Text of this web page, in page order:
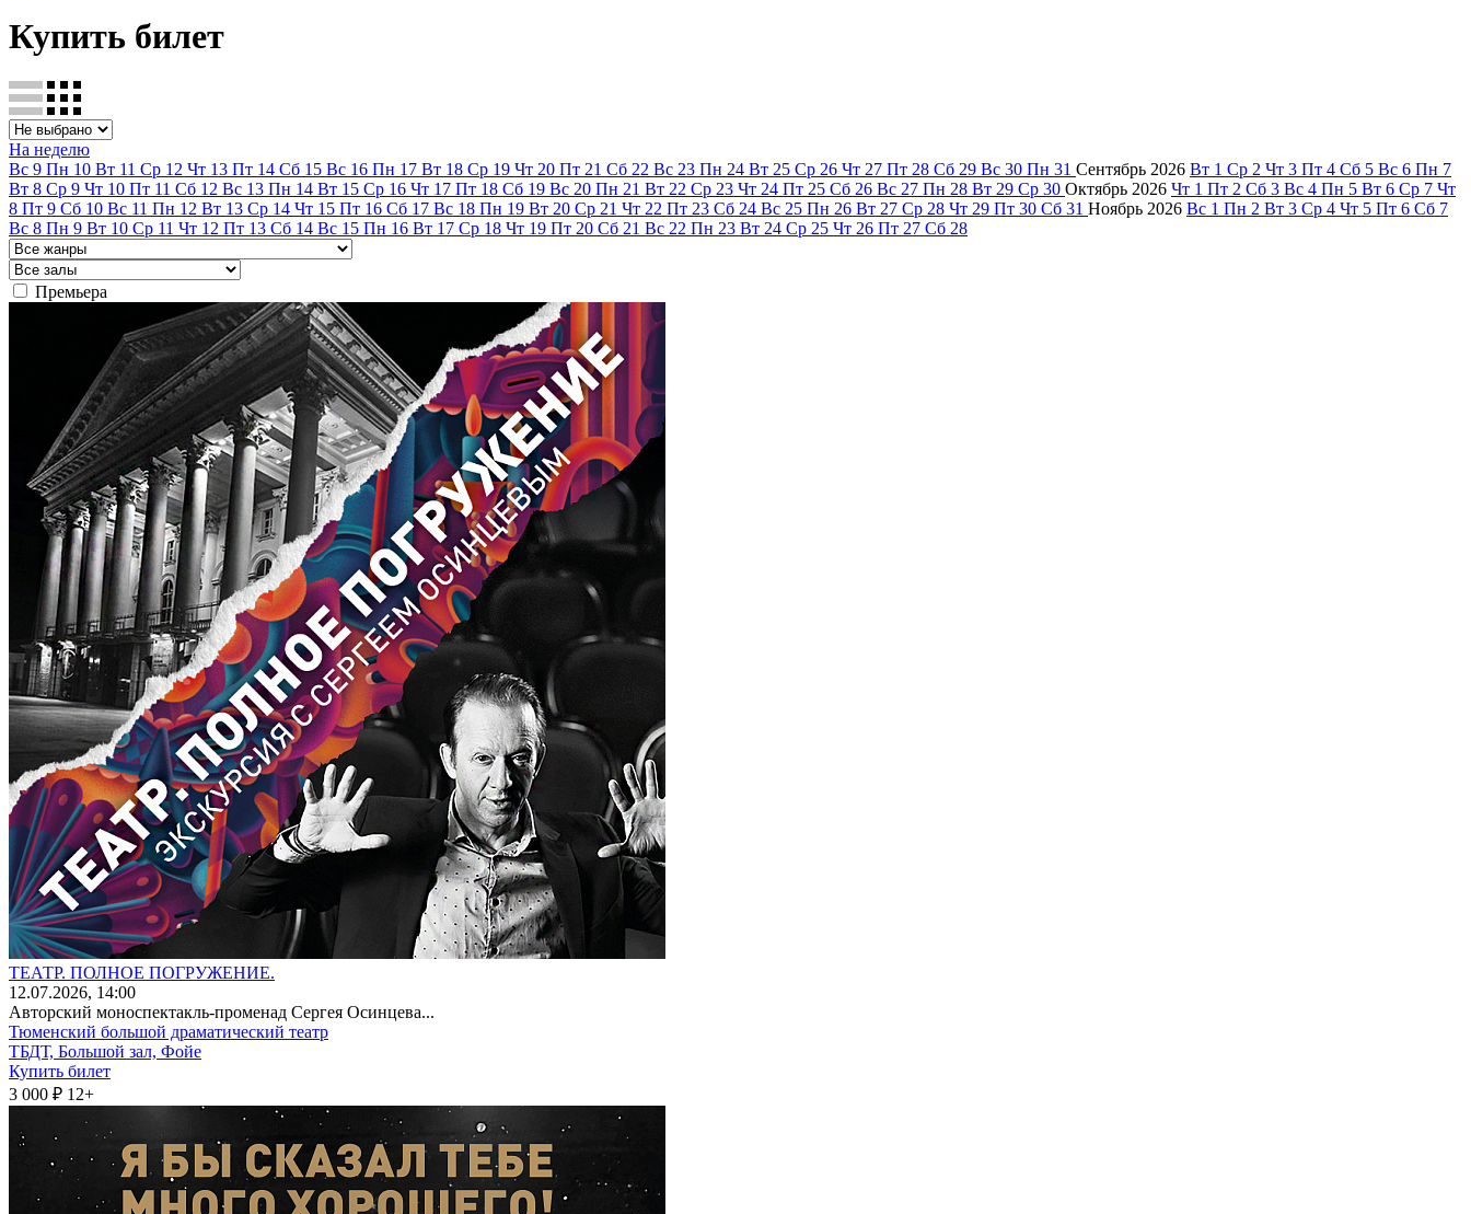
Купить билет
На неделю
Вс 9 Пн 10 Вт 11 Ср 12 Чт 13 Пт 14 Сб 15 Вс 16 Пн 17 Вт 18 Ср 19 Чт 20 Пт 21 Сб 22 Вс 23 Пн 24 Вт 25 Ср 26 Чт 27 Пт 28 Сб 29 Вс 30 Пн 31 Сентябрь 2026 Вт 1 Ср 2 Чт 3 Пт 4 Сб 5 Вс 6 Пн 7
Вт 8 Ср 9 Чт 10 Пт 11 Сб 12 Вс 13 Пн 14 Вт 15 Ср 16 Чт 17 Пт 18 Сб 19 Вс 20 Пн 21 Вт 22 Ср 23 Чт 24 Пт 25 Сб 26 Вс 27 Пн 28 Вт 29 Ср 30 Октябрь 2026 Чт 1 Пт 2 Сб 3 Вс 4 Пн 5 Вт 6 Ср 7 Чт
8 Пт 9 Сб 10 Вс 11 Пн 12 Вт 13 Ср 14 Чт 15 Пт 16 Сб 17 Вс 18 Пн 19 Вт 20 Ср 21 Чт 22 Пт 23 Сб 24 Вс 25 Пн 26 Вт 27 Ср 28 Чт 29 Пт 30 Сб 31 Ноябрь 2026 Вс 1 Пн 2 Вт 3 Ср 4 Чт 5 Пт 6 Сб 7
Вс 8 Пн 9 Вт 10 Ср 11 Чт 12 Пт 13 Сб 14 Вс 15 Пн 16 Вт 17 Ср 18 Чт 19 Пт 20 Сб 21 Вс 22 Пн 23 Вт 24 Ср 25 Чт 26 Пт 27 Сб 28
Премьера
ТЕАТР. ПОЛНОЕ ПОГРУЖЕНИЕ.
12.07.2026, 14:00
Авторский моноспектакль-променад Сергея Осинцева...
Тюменский большой драматический театр
ТБДТ, Большой зал, Фойе
Купить билет
3 000 ₽ 12+